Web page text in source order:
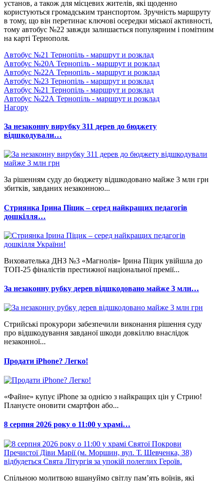
установ, а також для місцевих жителів, які щоденно
користуються громадським транспортом. Зручність маршруту
в тому, що він перетинає ключові осередки міської активності,
тому автобус №22 завжди залишається популярним і помітним
на карті Тернополя.
Автобус №21 Тернопіль - маршрут и розклад
Автобус №20А Тернопіль - маршрут и розклад
Автобус №22А Тернопіль - маршрут и розклад
Автобус №23 Тернопіль - маршрут и розклад
Автобус №21 Тернопіль - маршрут и розклад
Автобус №22А Тернопіль - маршрут и розклад
Нагору
За незаконну вирубку 311 дерев до бюджету
відшкодували…
За рішенням суду до бюджету відшкодовано майже 3 млн грн
збитків, завданих незаконною...
Стриянка Ірина Піцик – серед найкращих педагогів
дошкілля…
Вихователька ДНЗ №3 «Магнолія» Ірина Піцик увійшла до
ТОП-25 фіналістів престижної національної премії...
За незаконну рубку дерев відшкодовано майже 3 млн…
Стрийські прокурори забезпечили виконання рішення суду
про відшкодування завданої шкоди довкіллю внаслідок
незаконної...
Продати iPhone? Легко!
«Файне» купує iPhone за однією з найкращих цін у Стрию!
Плануєте оновити смартфон або...
8 серпня 2026 року о 11:00 у храмі…
Спільною молитвою вшануймо світлу пам’ять воїнів, які